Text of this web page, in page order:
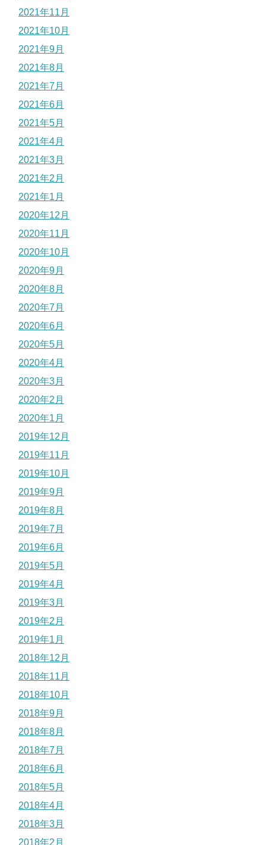
2021年11月
2021年10月
2021年9月
2021年8月
2021年7月
2021年6月
2021年5月
2021年4月
2021年3月
2021年2月
2021年1月
2020年12月
2020年11月
2020年10月
2020年9月
2020年8月
2020年7月
2020年6月
2020年5月
2020年4月
2020年3月
2020年2月
2020年1月
2019年12月
2019年11月
2019年10月
2019年9月
2019年8月
2019年7月
2019年6月
2019年5月
2019年4月
2019年3月
2019年2月
2019年1月
2018年12月
2018年11月
2018年10月
2018年9月
2018年8月
2018年7月
2018年6月
2018年5月
2018年4月
2018年3月
2018年2月